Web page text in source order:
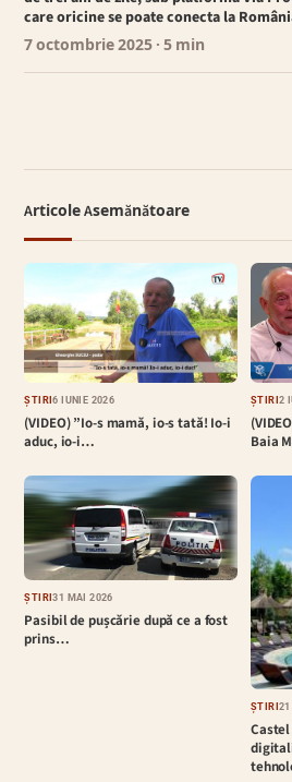
care oricine se poate conecta la
7 octombrie 2025 · 5 min
Articole Asemănătoare
ȘTIRI6 IUNIE 2026
(VIDEO) ”Io-s mamă, io-s tată! Io-i
aduc, io-i…
ȘTIRI2
Baia
ȘTIRI31 MAI 2026
Pasibil de pușcărie după ce a fost
prins…
ȘTIRI